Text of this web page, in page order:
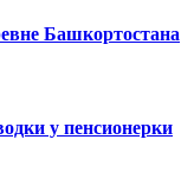
Башкортостана
у пенсионерки